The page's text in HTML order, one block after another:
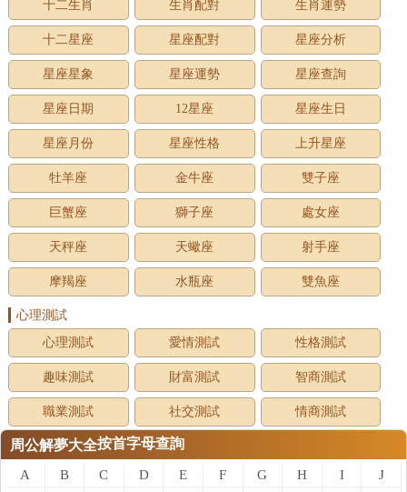
十二生肖 生肖配對 生肖運勢
十二星座 星座配對 星座分析
星座星象 星座運勢 星座查詢
星座日期 12星座 星座生日
星座月份 星座性格 上升星座
牡羊座 金牛座 雙子座
巨蟹座 獅子座 處女座
天秤座 天蠍座 射手座
摩羯座 水瓶座 雙魚座
心理測試
心理測試
愛情測試 性格測試
趣味測試 財富測試 智商測試
職業測試 社交測試 情商測試
周公解夢大全按首字母查詢
A B C D E F G H I
J